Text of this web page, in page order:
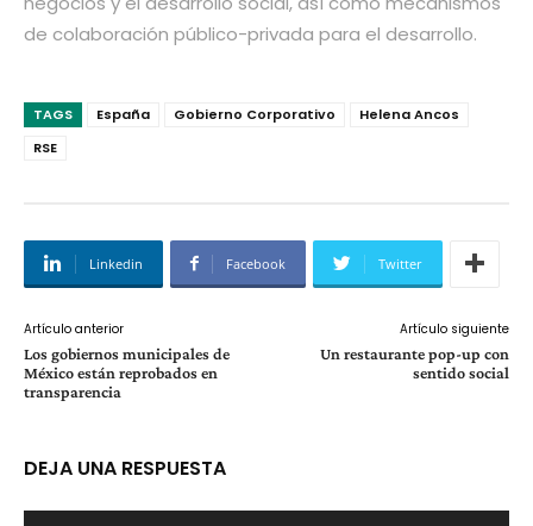
de colaboración público-privada para el desarrollo.
TAGS España Gobierno Corporativo
Helena Ancos
RSE
Linkedin Facebook Twitter
Artículo anterior
Los gobiernos municipales de
México están reprobados en
transparencia
Artículo siguiente
Un restaurante pop-up con
sentido social
DEJA UNA RESPUESTA